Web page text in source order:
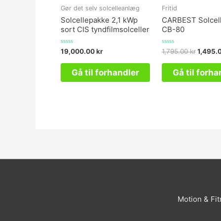
Gør det selv solcelleanlæg
Solcellepakke 2,1 kWp
sort CIS tyndfilmsolceller
Vurderet
ud
19,000.00kr
Gå til forhandler
Fritid
CARBEST
CB-80
Vurderet
0
ud
1,795.00kr
Gå til
Motion &